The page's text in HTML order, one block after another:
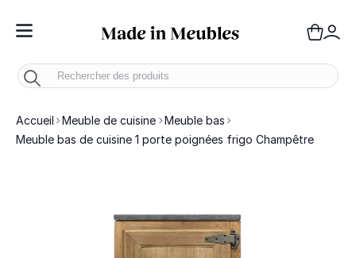
Toggle Nav
Accueil Meuble de cuisine
Meuble bas
Meuble bas de cuisine 1 porte poignées frigo Champêtre